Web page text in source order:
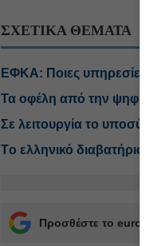
ΣΧΕΤΙΚΑ ΘΕΜΑΤΑ
ΕΦΚΑ: Ποιες υπηρεσίες
Τα οφέλη από την
Σε λειτουργία το
Tο ελληνικό διαβατήριο
Προσθέστε το